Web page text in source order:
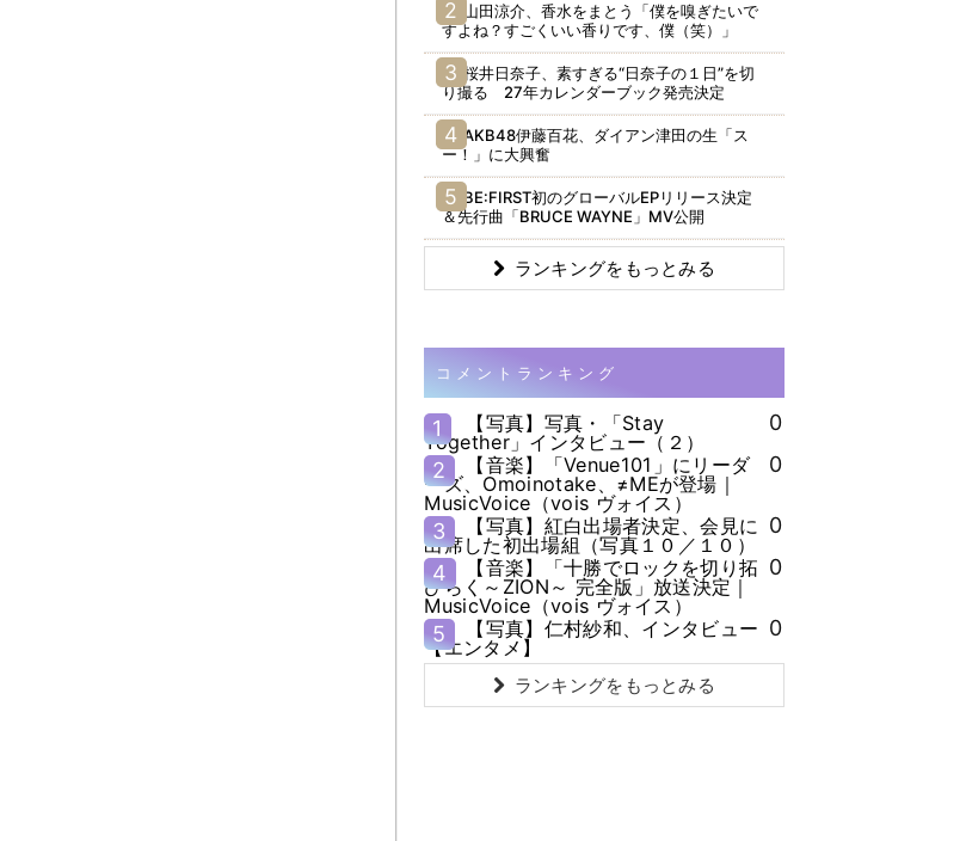
山田涼介、香水をまとう「僕を嗅ぎたいで
すよね？すごくいい香りです、僕（笑）」
桜井日奈子、素すぎる“日奈子の１日”を切
り撮る 27年カレンダーブック発売決定
AKB48伊藤百花、ダイアン津田の生「ス
ー！」に大興奮
BE:FIRST初のグローバルEPリリース決定
＆先行曲「BRUCE WAYNE」MV公開
ランキングをもっとみる
コメントランキング
1
【写真】写真・「Stay
Together」インタビュー（２）
0
2
【音楽】「Venue101」にリーダ
ーズ、Omoinotake、≠MEが登場｜
MusicVoice（vois ヴォイス）
0
3
【写真】紅白出場者決定、会見に
出席した初出場組（写真１０／１０）
0
4
【音楽】「十勝でロックを切り拓
ひらく～ZION～ 完全版」放送決定｜
MusicVoice（vois ヴォイス）
0
5
【写真】仁村紗和、インタビュー
【エンタメ】
0
ランキングをもっとみる